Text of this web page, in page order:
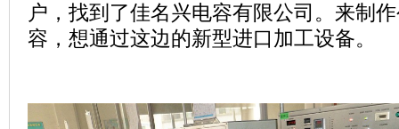
户，找到了佳名兴电容有限公司。来制
容，想通过这边的新型进口加工设备。